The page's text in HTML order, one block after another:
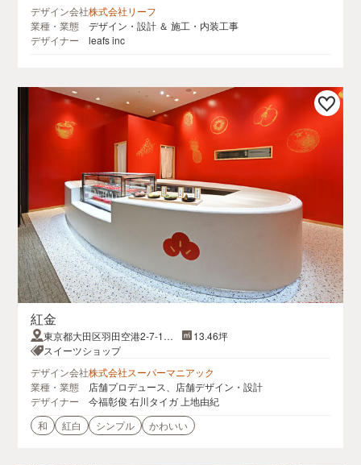
デザイン会社株式会社リーフ
業種・業態
デザイン・設計 ＆ 施工・内装工事
デザイナー
leafs inc
紅金
東京都大田区羽田空港2-7-1羽
田エアポートガーデン2F ジャ
13.46坪
スイーツショップ
デザイン会社株式会社スーパーマニアック
業種・業態
店舗プロデュース、店舗デザイン・設計
デザイナー
今福彰俊 右川タイガ 上地由紀
和
紅白 シンプル かわいい